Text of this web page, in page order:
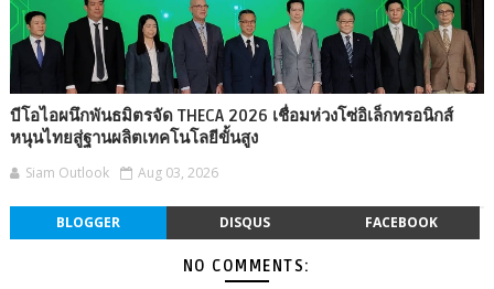
บีโอไอผนึกพันธมิตรจัด THECA 2026 เชื่อมห่วงโซ่อิเล็กทรอนิกส์
หนุนไทยสู่ฐานผลิตเทคโนโลยีขั้นสูง
Siam Outlook Aug 03, 2026
BLOGGER DISQUS FACEBOOK
NO COMMENTS: